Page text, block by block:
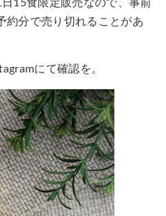
15食限定販売なので、事前
約分で売り切れることがあ
にて確認を。